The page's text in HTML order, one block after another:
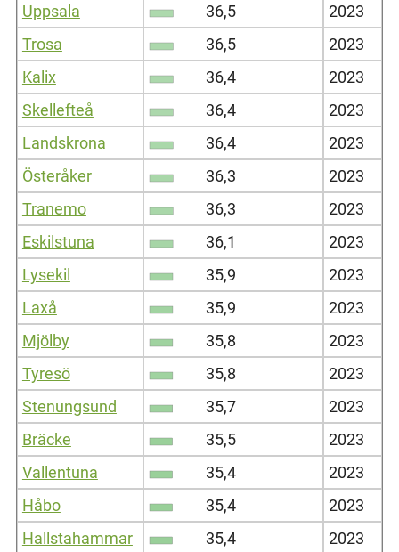
Uppsala
36,5
2023
Trosa
36,5
2023
Kalix
36,4
2023
Skellefteå
36,4
2023
Landskrona
36,4
2023
Österåker
36,3
2023
Tranemo
36,3
2023
Eskilstuna
36,1
2023
Lysekil
35,9
2023
Laxå
35,9
2023
Mjölby
35,8
2023
Tyresö
35,8
2023
Stenungsund
35,7
2023
Bräcke
35,5
2023
Vallentuna
35,4
2023
Håbo
35,4
2023
Hallstahammar
35,4
2023